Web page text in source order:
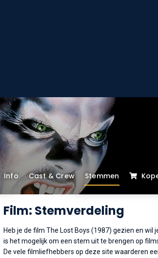
Info Cast & Crew Stemmen
Film: Stemverdeling
Heb je de film The Lost Boys (1987) gezien en
is het mogelijk om een stem uit te brengen op
De vele filmliefhebbers op deze site waarderen